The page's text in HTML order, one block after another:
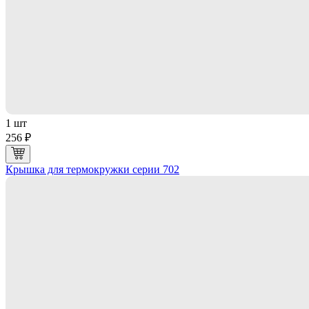
1 шт
256 ₽
Крышка для термокружки серии 702